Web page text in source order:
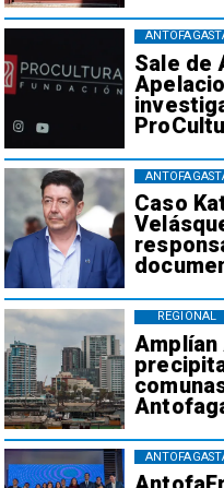
Sale de
Caso
REGIONAL